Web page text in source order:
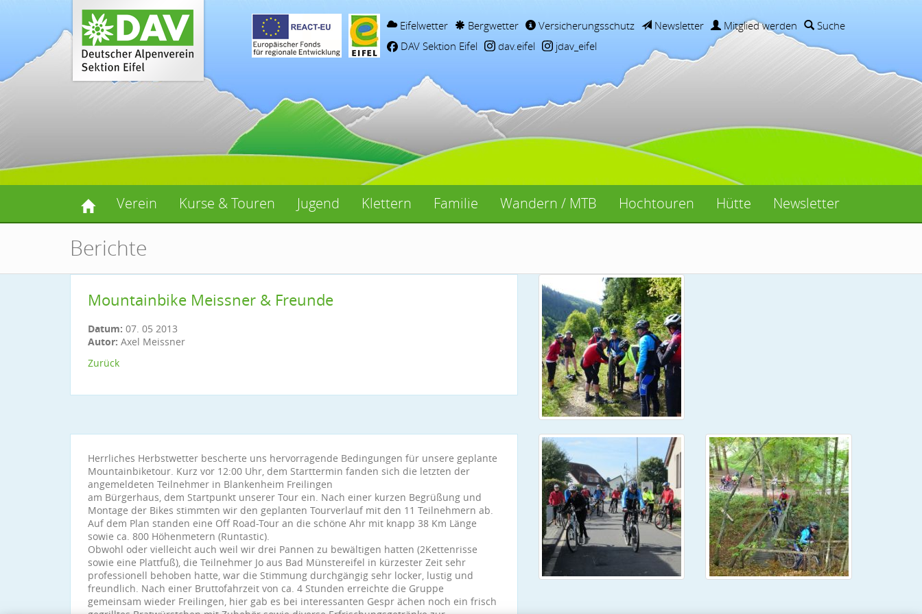
Eifelwetter Bergwetter Versicherungsschutz Newsletter Mitglied werden
Suche
DAV Sektion Eifel
dav.eifel jdav_eifel
Verein Kurse & Touren Jugend Klettern Familie Wandern / MTB Hochtouren Hütte Newsletter
Berichte
Mountainbike Meissner & Freunde
Datum: 07. 05 2013
Autor: Axel Meissner
Zurück
Herrliches Herbstwetter bescherte uns hervorragende Bedingungen für unsere geplante
Mountainbiketour. Kurz vor 12:00 Uhr, dem Starttermin fanden sich die letzten der
angemeldeten Teilnehmer in Blankenheim Freilingen
am Bürgerhaus, dem Startpunkt unserer Tour ein. Nach einer kurzen Begrüßung und
Montage der Bikes stimmten wir den geplanten Tourverlauf mit den 11 Teilnehmern ab.
Auf dem Plan standen eine Off Road-Tour an die schöne Ahr mit knapp 38 Km Länge
sowie ca. 800 Höhenmetern (Runtastic).
Obwohl oder vielleicht auch weil wir drei Pannen zu bewältigen hatten (2Kettenrisse
sowie eine Plattfuß), die Teilnehmer Jo aus Bad Münstereifel in kürzester Zeit sehr
professionell behoben hatte, war die Stimmung durchgängig sehr locker, lustig und
freundlich. Nach einer Bruttofahrzeit von ca. 4 Stunden erreichte die Gruppe
gemeinsam wieder Freilingen, hier gab es bei interessanten Gespr ächen noch ein frisch